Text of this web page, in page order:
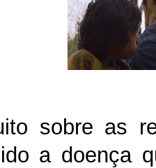
sobre as
a doença